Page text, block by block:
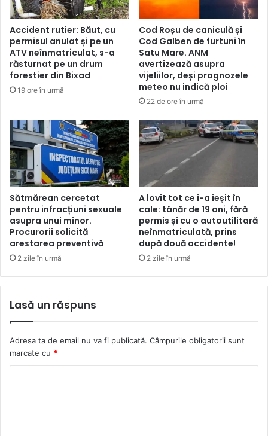
Accident rutier: Băut, cu
permisul anulat și pe un
ATV neînmatriculat, s-a
răsturnat pe un drum
forestier din Bixad
19 ore în urmă
Cod Roșu de caniculă și
Cod Galben de furtuni în
Satu Mare. ANM
avertizează asupra
vijeliilor, deși prognozele
meteo nu indică ploi
22 de ore în urmă
Sătmărean cercetat
pentru infracțiuni sexuale
asupra unui minor.
Procurorii solicită
arestarea preventivă
2 zile în urmă
A lovit tot ce i-a ieșit în
cale: tânăr de 19 ani, fără
permis și cu o autoutilitară
neînmatriculată, prins
după două accidente!
2 zile în urmă
Lasă un răspuns
Adresa ta de email nu va fi publicată. Câmpurile obligatorii sunt
marcate cu *